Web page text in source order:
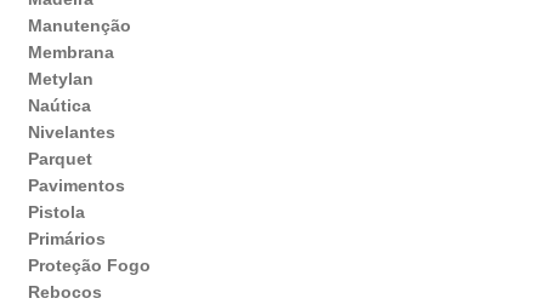
Manutenção
Membrana
Metylan
Naútica
Nivelantes
Parquet
Pavimentos
Pistola
Primários
Proteção Fogo
Rebocos